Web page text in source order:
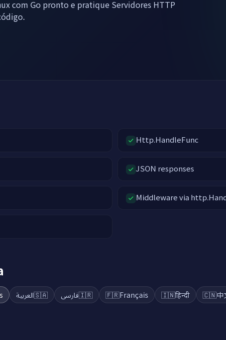
com Go pronto e pratique Servidores HTTP
Http.HandleFunc
JSON responses
Middleware via
🇸🇦العربية 🇮🇷فارسی 🇫🇷Français 🇮🇳हिन्दी 🇨🇳中